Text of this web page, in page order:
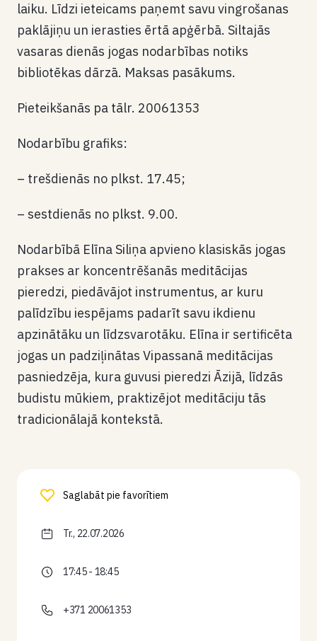
laiku. Līdzi ieteicams paņemt savu vingrošanas
paklājiņu un ierasties ērtā apģērbā. Siltajās
vasaras dienās jogas nodarbības notiks
bibliotēkas dārzā. Maksas pasākums.
Pieteikšanās pa tālr. 20061353
Nodarbību grafiks:
– trešdienās no plkst. 17.45;
– sestdienās no plkst. 9.00.
Nodarbībā Elīna Siliņa apvieno klasiskās jogas
prakses ar koncentrēšanās meditācijas
pieredzi, piedāvājot instrumentus, ar kuru
palīdzību iespējams padarīt savu ikdienu
apzinātāku un līdzsvarotāku. Elīna ir sertificēta
jogas un padziļinātas Vipassanā meditācijas
pasniedzēja, kura guvusi pieredzi Āzijā, līdzās
budistu mūkiem, praktizējot meditāciju tās
tradicionālajā kontekstā.
Saglabāt pie favorītiem
Tr., 22.07.2026
17:45 - 18:45
+371 20061353